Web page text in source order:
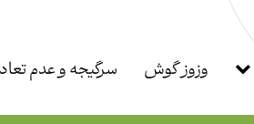
وزوز گوش سرگیجه و عدم